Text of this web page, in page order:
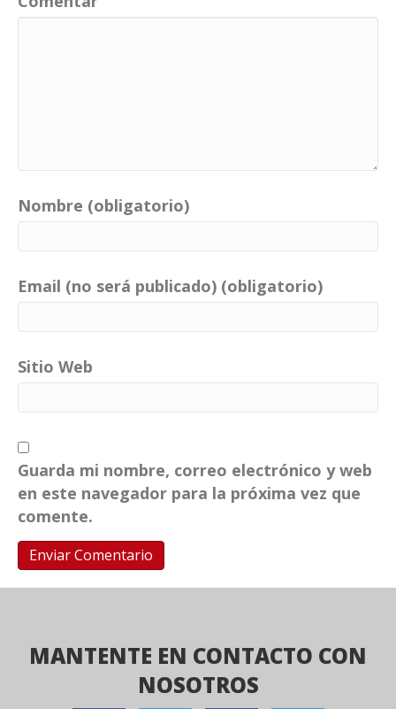
Nombre (obligatorio)
Email (no será publicado) (obligatorio)
Sitio Web
Guarda mi nombre, correo electrónico y web
en este navegador para la próxima vez que
comente.
MANTENTE EN CONTACTO CON
NOSOTROS